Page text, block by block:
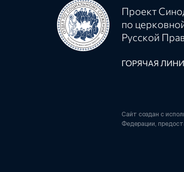
Проект
по
Русской
ГОРЯЧАЯ
Сайт создан с
Федерации,